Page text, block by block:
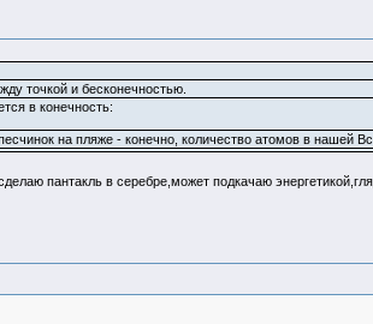
точкой и бесконечностью.
в конечность:
на пляже - конечно, количество атомов в нашей
пантакль в серебре,может подкачаю